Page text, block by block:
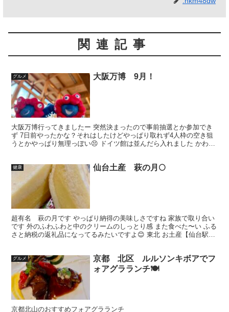
関連記事
グルメ 大阪万博 9月！
大阪万博行ってきましたー 突然決まったので事前抽選とか参加でき
ず 7日前やったかな？それはしたけどやっぱり取れず4人枠の空き狙
うとかやっぱり無理っぽい😣 ドイツ館は並んだら入れました かわい
健康 仙台土産 萩の月🌕
超有名 萩の月です やっぱり納得の美味しさですね 家族で取り合い
です 外のふわふわと中のクリームのしっとり感 また食べた〜い ふる
さと納税の返礼品になってるみたいですよ😊 東北 お土産【仙台駅倉
グルメ
京都 北区 ルルソンキボアでフ
ォアグラランチ🍽️
京都北山のおすすめフォアグラランチ